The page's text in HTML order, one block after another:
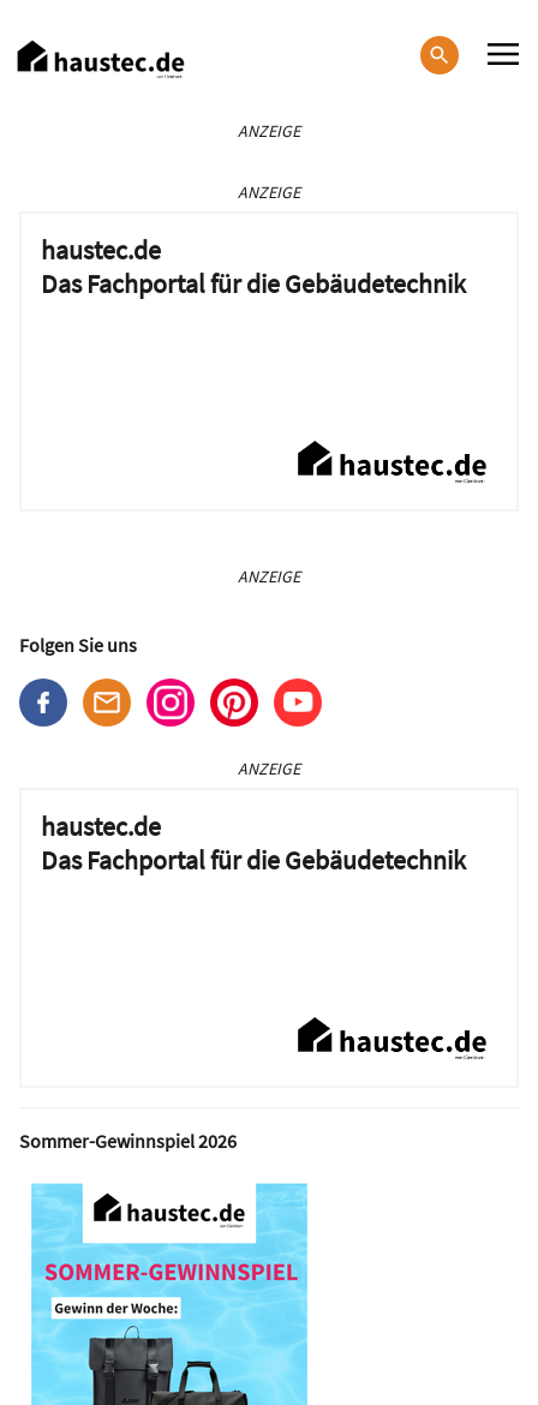
zum
Inhalt
ANZEIGE
ANZEIGE
haustec.de
Das Fachportal für die Gebäudetechnik
ANZEIGE
Folgen Sie uns
ANZEIGE
haustec.de
Das Fachportal für die Gebäudetechnik
Sommer-Gewinnspiel 2026